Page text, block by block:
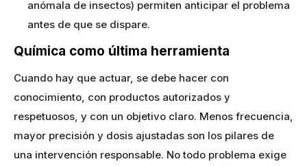
anómala de insectos) permiten anticipar el problema
antes de que se dispare.
Química como última herramienta
Cuando hay que actuar, se debe hacer con
conocimiento, con productos autorizados y
respetuosos, y con un objetivo claro. Menos frecuencia,
mayor precisión y dosis ajustadas son los pilares de
una intervención responsable. No todo problema exige